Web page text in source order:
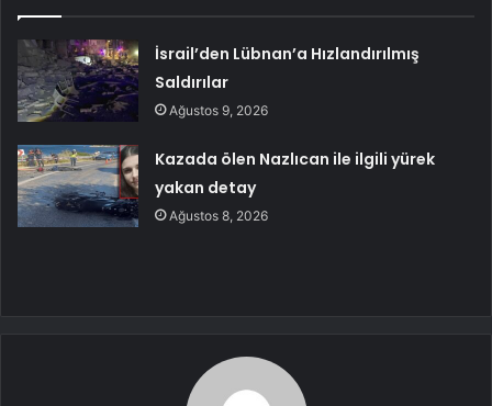
İsrail’den Lübnan’a Hızlandırılmış
Saldırılar
Ağustos 9, 2026
Kazada ölen Nazlıcan ile ilgili yürek
yakan detay
Ağustos 8, 2026